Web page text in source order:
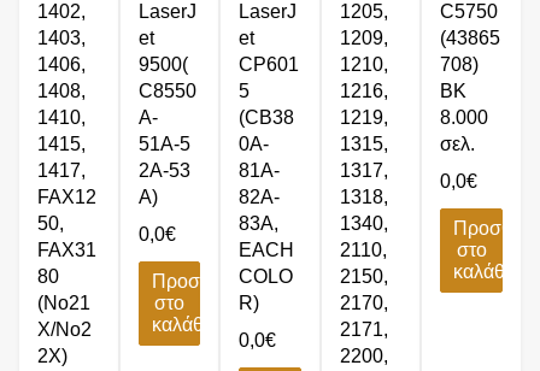
1402,
1403,
1406,
1408,
1410,
1415,
1417,
FAX12
50,
FAX31
80
(No21
X/No2
2X)
LaserJ
et
9500(
C8550
A-
51Α-5
2Α-53
Α)
0,0€
Προσθήκη
στο
καλάθι
LaserJ
et
CP601
5
(CB38
0A-
81A-
82A-
83A,
EACH
COLO
R)
0,0€
1205,
1209,
1210,
1216,
1219,
1315,
1317,
1318,
1340,
2110,
2150,
2170,
2171,
2200,
C5750
(43865
708)
BK
8.000
σελ.
0,0€
στο
καλάθι